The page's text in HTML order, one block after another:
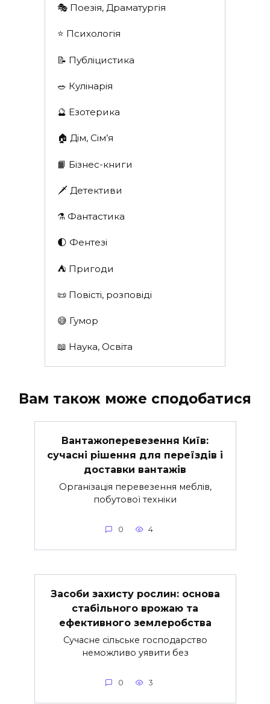
🎭 Поезія, Драматургія
⭐️ Психологія
📝 Публіцистика
🥗 Кулінарія
🔮 Езотерика
🏠 Дім, Сім’я
📙 Бізнес-книги
🗡 Детективи
⚗️ Фантастика
🌓 Фентезі
⛺️ Пригоди
📜 Повісті, розповіді
😅 Гумор
📖 Наука, Освіта
Вам також може сподобатися
Вантажоперевезення Київ:
сучасні рішення для переїздів і
доставки вантажів
Організація перевезення меблів,
побутової техніки
0 4
Засоби захисту рослин: основа
стабільного врожаю та
ефективного землеробства
Сучасне сільське господарство
неможливо уявити без
0 3